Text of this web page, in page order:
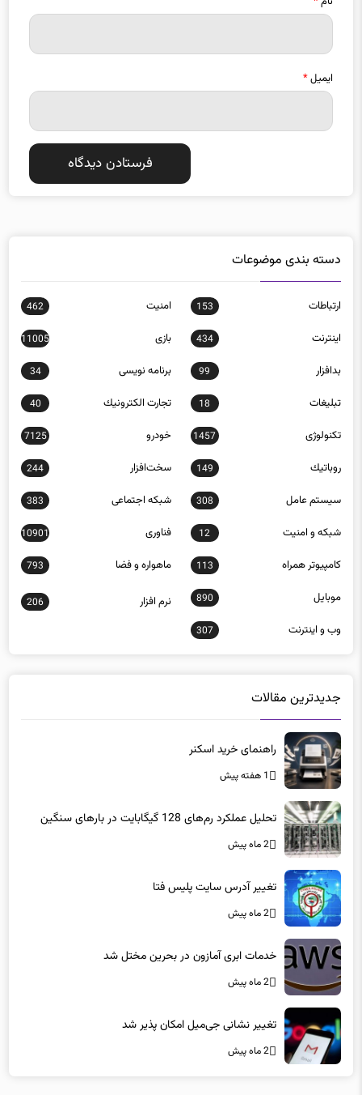
ایمیل*
دسته بندی موضوعات
ارتباطات 153 امنيت 462
اينترنت 434 بازی 11005
بدافزار 99 برنامه نويسی 34
تبلیغات 18 تجارت الكترونيك 40
تکنولوژی 1457 خودرو 7125
روباتيك 149 سخت‌افزار 244
سيستم عامل 308 شبكه اجتماعی 383
شبكه و امنيت 12 فناوری 10901
كامپيوتر همراه 113 ماهواره و فضا 793
موبايل 890 نرم افزار 206
وب و اينترنت 307
جدیدترین مقالات
راهنمای خرید اسکنر
1 هفته پیش
تحلیل عملکرد رم‌های 128 گیگابایت در بارهای سنگین
2 ماه پیش
تغییر آدرس سایت پلیس فتا
2 ماه پیش
خدمات ابری آمازون در بحرین مختل شد
2 ماه پیش
تغییر نشانی جی‌میل امکان پذیر شد
2 ماه پیش